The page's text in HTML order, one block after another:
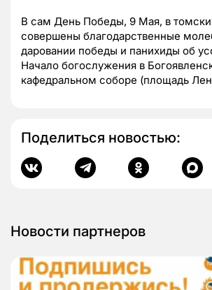
В сам День Победы, 9 Мая, в
совершены благодарственные
даровании победы и панихиды об
Начало богослужения в
кафедральном соборе (площадь
Поделиться новостью:
Новости партнеров